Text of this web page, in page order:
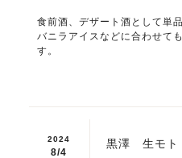
食前酒、デザート酒として単
バニラアイスなどに合わせて
す。
2024
8/4
黒澤 生モ